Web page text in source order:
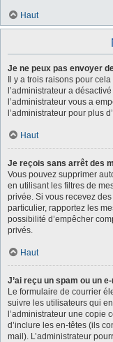
Haut
Je ne peux pas envoyer
Il y a trois raisons pour
l’administrateur a
l’administrateur vous a
l’administrateur pour plus
Haut
Je reçois sans arrêt des
Vous pouvez supprimer
en utilisant les filtres de
privée. Si vous recevez
particulier, rapportez les
possibilité d’empêcher
privés.
Haut
J’ai reçu un spam ou un
Le formulaire de courrier
suivre les utilisateurs qui
l’administrateur une copie
d’inclure les en-têtes (ils
mail). L’administrateur